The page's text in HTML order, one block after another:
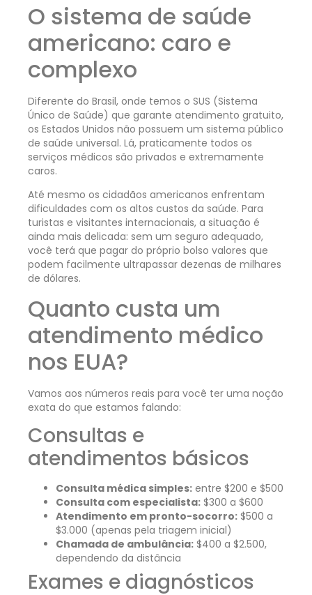
O sistema de saúde
americano: caro e
complexo
Diferente do Brasil, onde temos o SUS (Sistema
Único de Saúde) que garante atendimento gratuito,
os Estados Unidos não possuem um sistema público
de saúde universal. Lá, praticamente todos os
serviços médicos são privados e extremamente
caros.
Até mesmo os cidadãos americanos enfrentam
dificuldades com os altos custos da saúde. Para
turistas e visitantes internacionais, a situação é
ainda mais delicada: sem um seguro adequado,
você terá que pagar do próprio bolso valores que
podem facilmente ultrapassar dezenas de milhares
de dólares.
Quanto custa um
atendimento médico
nos EUA?
Vamos aos números reais para você ter uma noção
exata do que estamos falando:
Consultas e
atendimentos básicos
Consulta médica simples: entre $200 e $500
Consulta com especialista: $300 a $600
Atendimento em pronto-socorro: $500 a
$3.000 (apenas pela triagem inicial)
Chamada de ambulância: $400 a $2.500,
dependendo da distância
Exames e diagnósticos